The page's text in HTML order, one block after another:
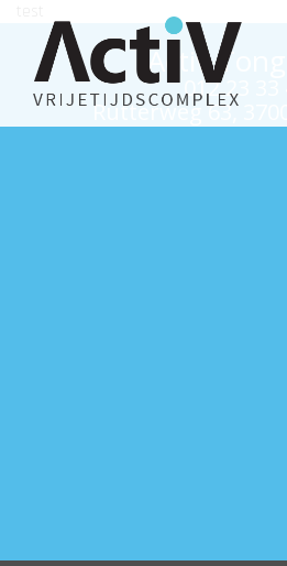
Activ
012 23 33
Rutterweg 63,